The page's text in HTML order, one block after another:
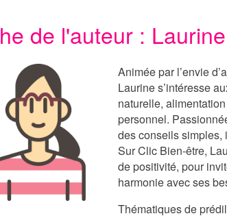
de l'auteur : Laurine
Animée par l’envie
Laurine s’intéresse
naturelle,
personnel.
des conseils simples,
SurClic Bien-être,
de positivité, pour
harmonie avec ses
Thématiques de